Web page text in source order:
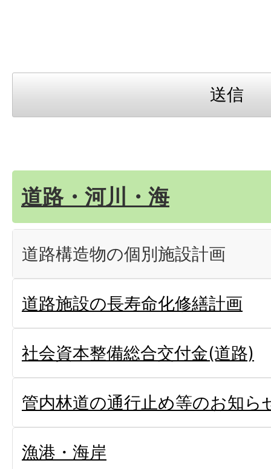
道路・河川・海
道路構造物の個別施設計画
道路施設の長寿命化修繕計画
社会資本整備総合交付金(道路)
管内林道の通行止め等のお知ら
漁港・海岸